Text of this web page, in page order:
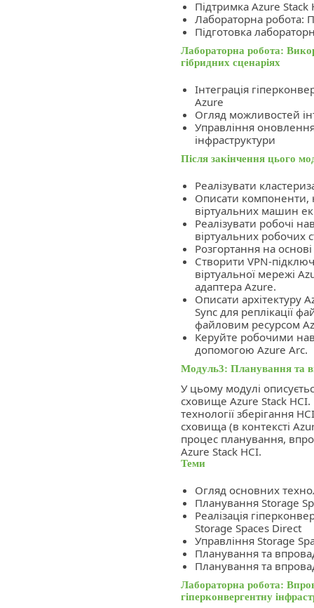
Підтримка Azure Stack
Лабораторна робота:
Підготовка
Лабораторна робота:
гібридних сценаріях
Інтеграція
Azure
Огляд можливостей
Управління
інфраструктури
Після закінчення цього
Реалізувати
Описати компоненти,
віртуальних машин
Реалізувати робочі
віртуальних робочих
Розгортання на
Створити VPN-
віртуальної мережі
адаптера Azure.
Описати архітектуру
Sync для реплікації
файловим ресурсом
Керуйте робочими
допомогою Azure Arc.
Модуль3: Планування та
У цьому модулі
сховище Azure Stack
технології зберігання
сховища (в контексті
процес планування,
Azure Stack HCI.
Теми
Огляд основних
Планування Storage
Реалізація
Storage Spaces Direct
Управління Storage
Планування та
Планування та
Лабораторна робота:
гіперконвергентну